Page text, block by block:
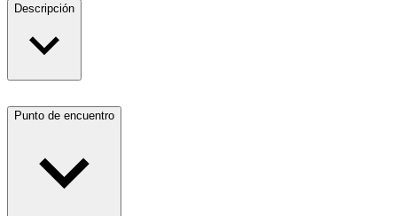
Descripción
Punto de encuentro